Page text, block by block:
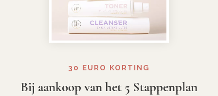
30 EURO KORTING
Bij aankoop van het 5 Stappenplan